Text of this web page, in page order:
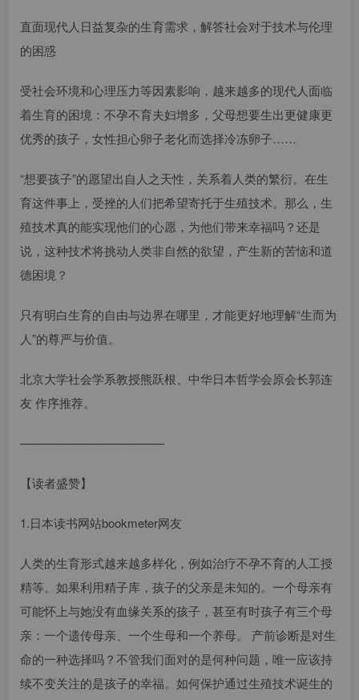
直面现代人日益复杂的生育需求，解答社会对于技术与伦理
的困惑
受社会环境和心理压力等因素影响，越来越多的现代人面临
着生育的困境：不孕不育夫妇增多，父母想要生出更健康更
优秀的孩子，女性担心卵子老化而选择冷冻卵子……
“想要孩子”的愿望出自人之天性，关系着人类的繁衍。在生
育这件事上，受挫的人们把希望寄托于生殖技术。那么，生
殖技术真的能实现他们的心愿，为他们带来幸福吗？还是
说，这种技术将挑动人类非自然的欲望，产生新的苦恼和道
德困境？
只有明白生育的自由与边界在哪里，才能更好地理解“生而为
人”的尊严与价值。
北京大学社会学系教授熊跃根、中华日本哲学会原会长郭连
友 作序推荐。
————————————
【读者盛赞】
1.日本读书网站bookmeter网友
人类的生育形式越来越多样化，例如治疗不孕不育的人工授
精等。如果利用精子库，孩子的父亲是未知的。一个母亲有
可能怀上与她没有血缘关系的孩子，甚至有时孩子有三个母
亲：一个遗传母亲、一个生母和一个养母。 产前诊断是对生
命的一种选择吗？不管我们面对的是何种问题，唯一应该持
续不变关注的是孩子的幸福。如何保护通过生殖技术诞生的